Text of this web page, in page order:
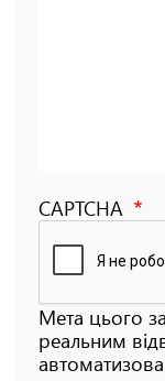
CAPTCHA
Мета цього
реальним